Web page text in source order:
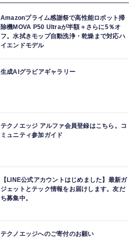
Amazonプライム感謝祭で高性能ロボット掃
除機MOVA P50 Ultraが半額＋さらに5％オ
フ。水拭きモップ自動洗浄・乾燥まで対応ハ
イエンドモデル
生成AIグラビアギャラリー
テクノエッジ アルファ会員登録はこちら。コ
ミュニティ参加ガイド
【LINE公式アカウントはじめました】最新ガ
ジェットとテック情報をお届けします。友だ
ち募集中。
テクノエッジへのご寄付のお願い